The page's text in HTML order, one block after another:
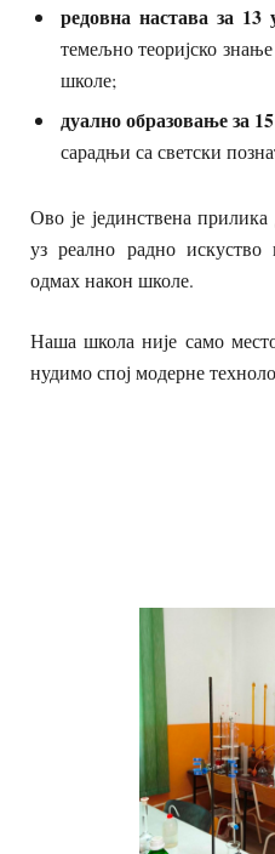
редовна настава за 13
темељно теоријско
школе;
дуално образовање за
сарадњи са светски
Ово је јединствена
уз реално радно искуство
одмах након школе.
Наша школа није само
нудимо спој модерне